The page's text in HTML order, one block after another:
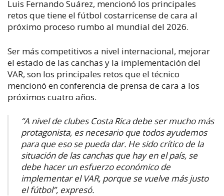
Luis Fernando Suárez, mencionó los principales
retos que tiene el fútbol costarricense de cara al
próximo proceso rumbo al mundial del 2026.
Ser más competitivos a nivel internacional, mejorar
el estado de las canchas y la implementación del
VAR, son los principales retos que el técnico
mencionó en conferencia de prensa de cara a los
próximos cuatro años.
“A nivel de clubes Costa Rica debe ser mucho más
protagonista, es necesario que todos ayudemos
para que eso se pueda dar. He sido crítico de la
situación de las canchas que hay en el país, se
debe hacer un esfuerzo económico de
implementar el VAR, porque se vuelve más justo
el fútbol”, expresó.